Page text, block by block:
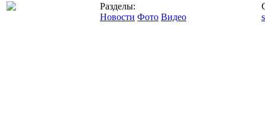
Разделы:
Новости Фото Видео